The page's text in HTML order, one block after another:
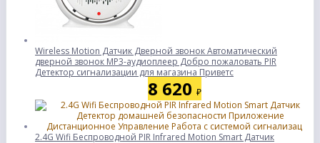
Wireless Motion Датчик Дверной звонок Автоматический
дверной звонок MP3-аудиоплеер Добро пожаловать PIR
Детектор сигнализации для магазина Приветс
8 620 ₽
2.4G Wifi Беспроводной PIR Infrared Motion Smart Датчик